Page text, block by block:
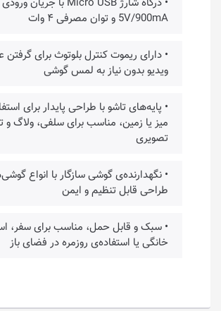
5V/900mA و توان مصرفی ۴ وات
• دارای ریموت کنترل بلوتوث برای
ویدیو بدون نیاز به لمس گوشی
• پایه‌های تاشو با طراحی پایدار برای
میز یا زمین، مناسب برای سلفی، ولاگ
تصویری
• نگهدارنده‌ی گوشی سازگار با انواع
طراحی قابل تنظیم و ایمن
• سبک و قابل حمل، مناسب برای سفر،
خانگی یا استفاده‌ی روزمره در فضای باز